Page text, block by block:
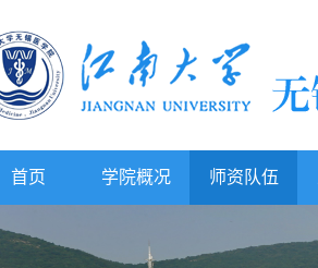
首页 学院概况 师资队伍